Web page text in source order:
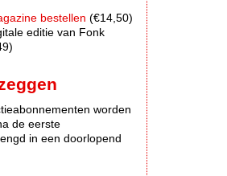
bestellen (€14,50)
editie van Fonk
worden
de eerste
in een doorlopend